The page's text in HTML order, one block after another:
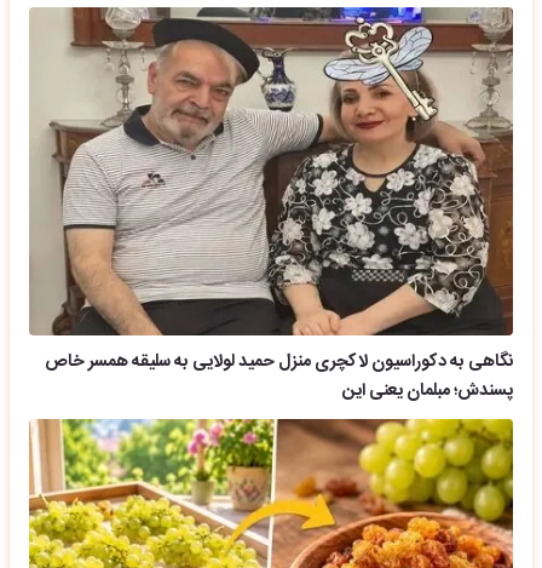
نگاهی به دکوراسیون لاکچری منزل حمید لولایی به سلیقه همسر خاص
پسندش؛ مبلمان یعنی این